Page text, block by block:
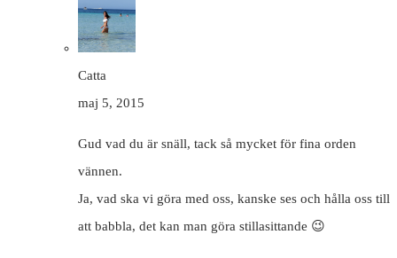
Catta
maj 5, 2015
Gud vad du är snäll, tack så mycket för fina orden
vännen.
Ja, vad ska vi göra med oss, kanske ses och hålla oss till
att babbla, det kan man göra stillasittande 😉